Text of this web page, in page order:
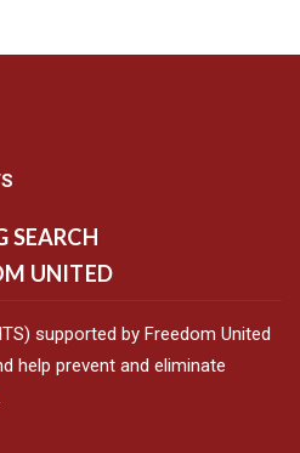
SEARCH
UNITED
supported by Freedom United
help prevent and eliminate